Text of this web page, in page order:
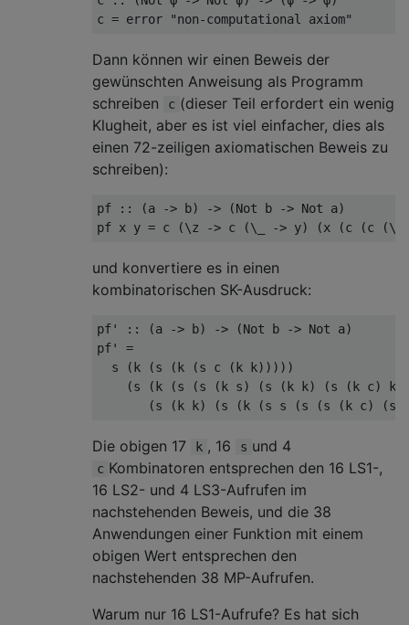
c = error "non-computational axiom"
Dann können wir einen Beweis der
gewünschten Anweisung als Programm
schreiben
c (dieser Teil erfordert ein wenig
Klugheit, aber es ist viel einfacher, dies als
einen 72-zeiligen axiomatischen Beweis zu
schreiben):
pf :: (a -> b) -> (Not b -> Not a)
pf x y = c (\z -> c (\_ -> y) (x (c (c (\_
und konvertiere es in einen
kombinatorischen SK-Ausdruck:
pf' :: (a -> b) -> (Not b -> Not a)
pf' =
  s
( k (s ( k (s c ( k k)))))
(s ( k (s (s ( k s) (s ( k k) (s ( k c) k
(s ( k k) (s ( k (s s (s (s ( k c) (s
Die obigen 17 k , 16 s und 4
c Kombinatoren entsprechen den 16 LS1-,
16 LS2- und 4 LS3-Aufrufen im
nachstehenden Beweis, und die 38
Anwendungen einer Funktion mit einem
obigen Wert entsprechen den
nachstehenden 38 MP-Aufrufen.
Warum nur 16 LS1-Aufrufe? Es hat sich